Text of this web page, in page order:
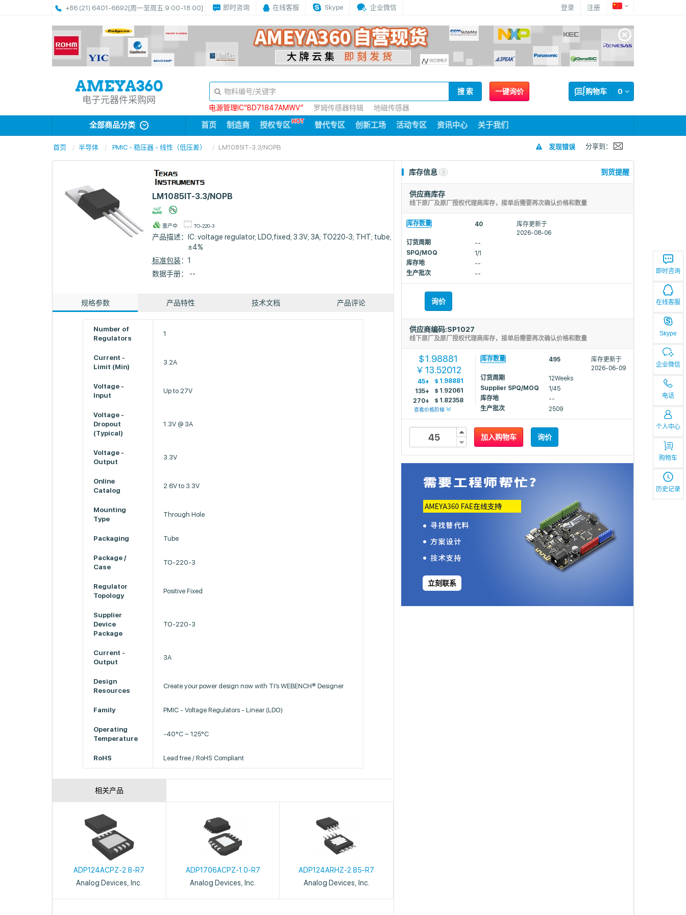
+86 (21) 6401-6692[周一至周五 9:00-18:00] 即时咨询 在线客服 Skype 企业微信 登录 注册
即时咨询
在线客服
Skype
企业微信
电话
个人中心
购物车
历史记录
电子元器件采购网
一键询价 0
购物车
搜 索
电源管理IC“BD71847AMWV”
罗姆传感器特辑 地磁传感器
全部商品分类 首页 制造商 授权专区 替代专区 创新工场 活动专区 资讯中心 关于我们
首页 半导体 PMIC - 稳压器 - 线性（低压差） LM1085IT-3.3/NOPB 发现错误 分享到：
LM1085IT-3.3/NOPB
量产中 TO-220-3
产品描述：
IC: voltage regulator; LDO,fixed; 3.3V; 3A; TO220-3; THT; tube;
±4%
标准包装：1
数据手册： --
规格参数 产品特性 技术文档 产品评论
Number of
Regulators
1
Current -
Limit (Min)
3.2A
Voltage -
Input
Up to 27V
Voltage -
Dropout
(Typical)
1.3V @ 3A
Voltage -
Output
3.3V
Online
Catalog
2.6V to 3.3V
Mounting
Type
Through Hole
Packaging Tube
Package /
Case
TO-220-3
Regulator
Topology
Positive Fixed
Supplier
Device
Package
TO-220-3
Current -
Output
3A
Design
Resources
Create your power design now with TI’s WEBENCH® Designer
Family PMIC - Voltage Regulators - Linear (LDO)
Operating
Temperature
-40°C ~ 125°C
RoHS Lead free / RoHS Compliant
相关产品
ADP124ACPZ-2.8-R7
Analog Devices, Inc.
ADP1706ACPZ-1.0-R7
Analog Devices, Inc.
ADP124ARHZ-2.85-R7
Analog Devices, Inc.
库存信息 3 到货提醒
供应商库存
线下原厂及原厂授权代理商库存，接单后需要再次确认价格和数量
库存数量 40
库存更新于
2026-08-06
订货周期
--
SPQ/MOQ
1/1
库存地
--
生产批次
--
询价
供应商编码:SP1027
线下原厂及原厂授权代理商库存，接单后需要再次确认价格和数量
$1.98881
￥ 13.52012
查看价格阶梯
45+ $ 1.98881
135+
$ 1.92061
270+
$ 1.82358
库存数量 495
库存更新于
2026-06-09
订货周期
12Weeks
Supplier SPQ/MOQ
1/45
库存地
--
生产批次
2509
加入购物车 询价
立刻联系